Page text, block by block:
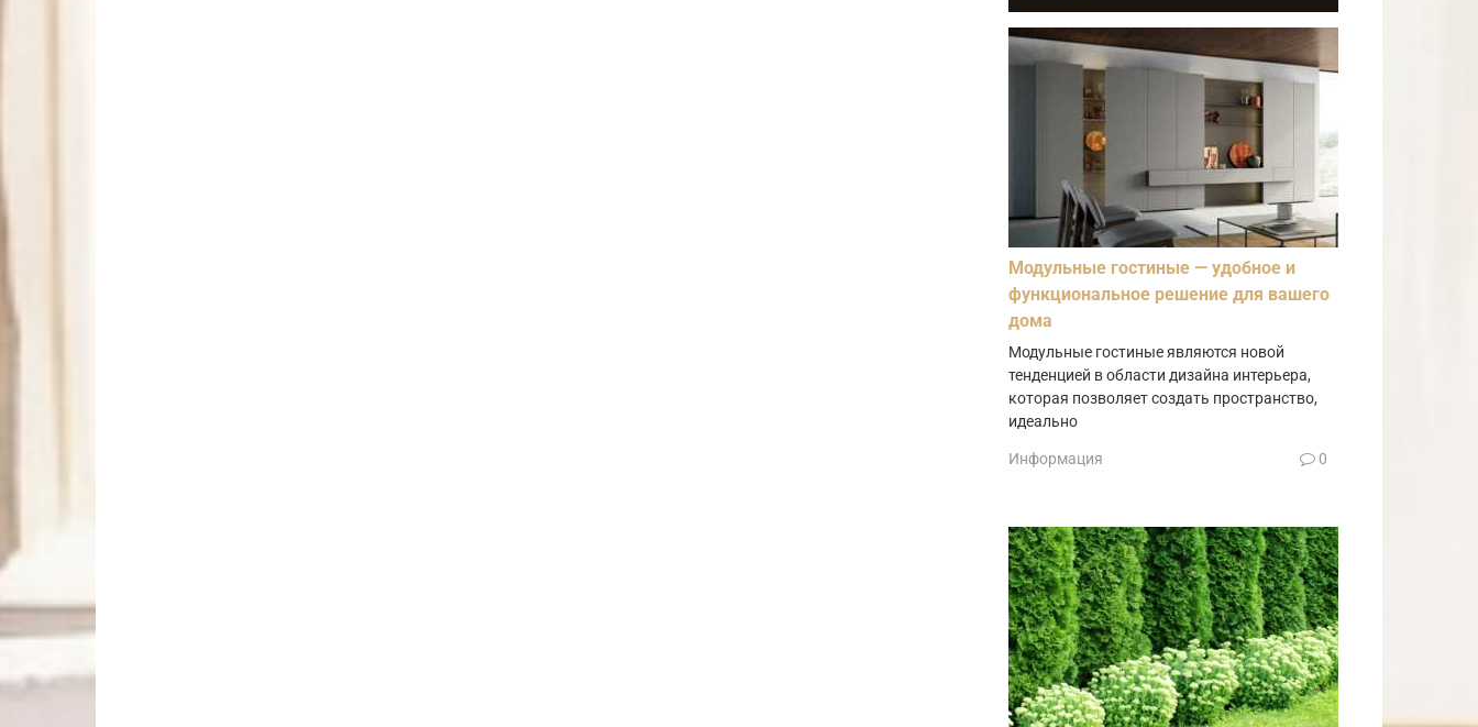
Модульные гостиные — удобное и
функциональное решение для вашего
дома
Модульные гостиные являются новой
тенденцией в области дизайна интерьера,
которая позволяет создать пространство,
идеально
Информация 0